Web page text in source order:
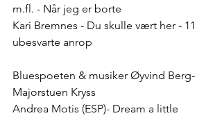
m.fl. - Når jeg er borte
Kari Bremnes - Du skulle vært her - 11
ubesvarte anrop
Bluespoeten & musiker Øyvind Berg-
Majorstuen Kryss
Andrea Motis (ESP)- Dream a little